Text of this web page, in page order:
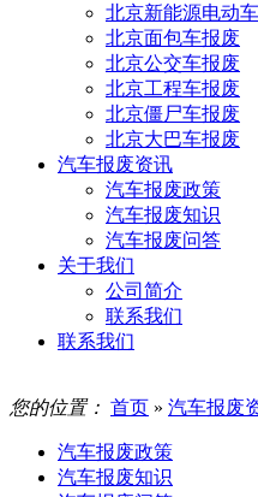
北京新能源电动
北京面包车报废
北京公交车报废
北京工程车报废
北京僵尸车报废
北京大巴车报废
汽车报废资讯
汽车报废政策
汽车报废知识
汽车报废问答
关于我们
公司简介
联系我们
联系我们
您的位置： 首页 » 汽车报废
汽车报废政策
汽车报废知识